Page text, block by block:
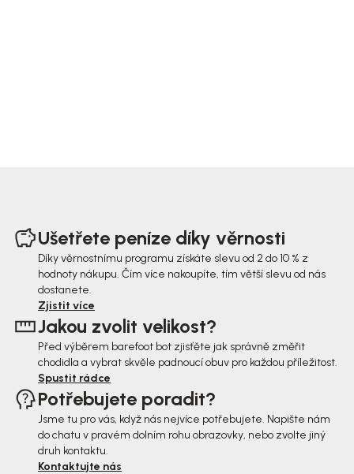
Ušetřete peníze díky věrnosti
Díky věrnostnímu programu získáte slevu od 2 do 10 % z
hodnoty nákupu. Čím více nakoupíte, tím větší slevu od nás
dostanete.
Zjistit více
Jakou zvolit velikost?
Před výběrem barefoot bot zjisťěte jak správně změřit
chodidla a vybrat skvěle padnoucí obuv pro každou příležitost.
Spustit rádce
Potřebujete poradit?
Jsme tu pro vás, když nás nejvíce potřebujete. Napište nám
do chatu v pravém dolním rohu obrazovky, nebo zvolte jiný
druh kontaktu.
Kontaktujte nás